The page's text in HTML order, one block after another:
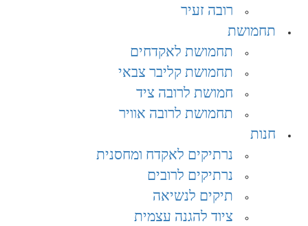
רובה זעיר
תחמושת
תחמושת לאקדחים
תחמושת קליבר צבאי
חמושת לרובה ציד
תחמושת לרובה אוויר
חנות
נרתיקים לאקדח ומחסנית
נרתיקים לרובים
תיקים לנשיאה
ציוד להגנה עצמית